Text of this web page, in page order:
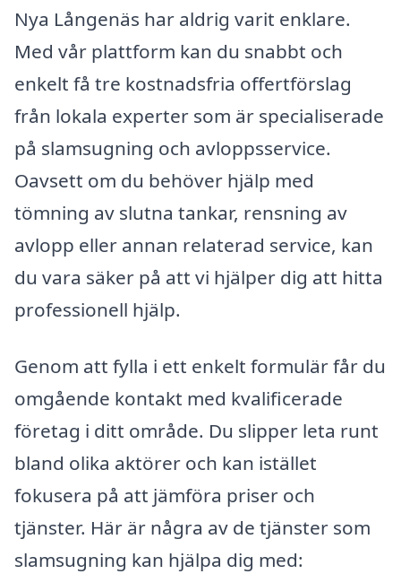
Nya Långenäs har aldrig varit enklare.
Med vår plattform kan du snabbt och
enkelt få tre kostnadsfria offertförslag
från lokala experter som är specialiserade
på slamsugning och avloppsservice.
Oavsett om du behöver hjälp med
tömning av slutna tankar, rensning av
avlopp eller annan relaterad service, kan
du vara säker på att vi hjälper dig att hitta
professionell hjälp.
Genom att fylla i ett enkelt formulär får du
omgående kontakt med kvalificerade
företag i ditt område. Du slipper leta runt
bland olika aktörer och kan istället
fokusera på att jämföra priser och
tjänster. Här är några av de tjänster som
slamsugning kan hjälpa dig med: